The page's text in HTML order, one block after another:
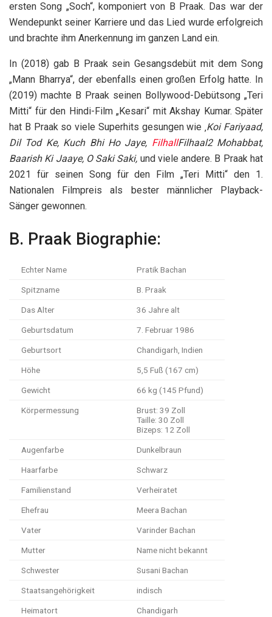
ersten Song „Soch“, komponiert von B Praak. Das war der
Wendepunkt seiner Karriere und das Lied wurde erfolgreich
und brachte ihm Anerkennung im ganzen Land ein.
In (2018) gab B Praak sein Gesangsdebüt mit dem Song
„Mann Bharrya“, der ebenfalls einen großen Erfolg hatte. In
(2019) machte B Praak seinen Bollywood-Debütsong „Teri
Mitti“ für den Hindi-Film „Kesari“ mit Akshay Kumar. Später
hat B Praak so viele Superhits gesungen wie ‚Koi Fariyaad,
Dil Tod Ke, Kuch Bhi Ho Jaye, FilhallFilhaal2 Mohabbat,
Baarish Ki Jaaye, O Saki Saki, und viele andere. B Praak hat
2021 für seinen Song für den Film „Teri Mitti“ den 1.
Nationalen Filmpreis als bester männlicher Playback-
Sänger gewonnen.
B. Praak Biographie:
Echter Name Pratik Bachan
Spitzname B. Praak
Das Alter 36 Jahre alt
Geburtsdatum 7. Februar 1986
Geburtsort Chandigarh, Indien
Höhe 5,5 Fuß (167 cm)
Gewicht 66 kg (145 Pfund)
Körpermessung
Brust: 39 Zoll
Taille: 30 Zoll
Bizeps: 12 Zoll
Augenfarbe Dunkelbraun
Haarfarbe Schwarz
Familienstand Verheiratet
Ehefrau Meera Bachan
Vater Varinder Bachan
Mutter Name nicht bekannt
Schwester Susani Bachan
Staatsangehörigkeit indisch
Heimatort Chandigarh